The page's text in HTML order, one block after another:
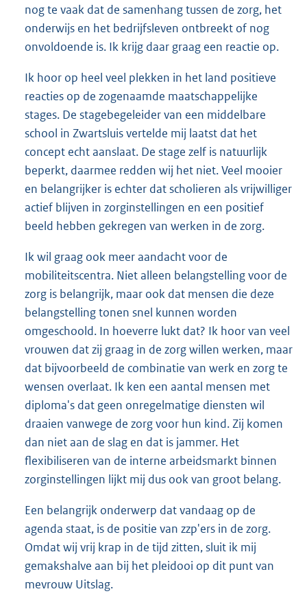
nog te vaak dat de samenhang tussen de zorg, het
onderwijs en het bedrijfsleven ontbreekt of nog
onvoldoende is. Ik krijg daar graag een reactie op.
Ik hoor op heel veel plekken in het land positieve
reacties op de zogenaamde maatschappelijke
stages. De stagebegeleider van een middelbare
school in Zwartsluis vertelde mij laatst dat het
concept echt aanslaat. De stage zelf is natuurlijk
beperkt, daarmee redden wij het niet. Veel mooier
en belangrijker is echter dat scholieren als vrijwilliger
actief blijven in zorginstellingen en een positief
beeld hebben gekregen van werken in de zorg.
Ik wil graag ook meer aandacht voor de
mobiliteitscentra. Niet alleen belangstelling voor de
zorg is belangrijk, maar ook dat mensen die deze
belangstelling tonen snel kunnen worden
omgeschoold. In hoeverre lukt dat? Ik hoor van veel
vrouwen dat zij graag in de zorg willen werken, maar
dat bijvoorbeeld de combinatie van werk en zorg te
wensen overlaat. Ik ken een aantal mensen met
diploma's dat geen onregelmatige diensten wil
draaien vanwege de zorg voor hun kind. Zij komen
dan niet aan de slag en dat is jammer. Het
flexibiliseren van de interne arbeidsmarkt binnen
zorginstellingen lijkt mij dus ook van groot belang.
Een belangrijk onderwerp dat vandaag op de
agenda staat, is de positie van zzp'ers in de zorg.
Omdat wij vrij krap in de tijd zitten, sluit ik mij
gemakshalve aan bij het pleidooi op dit punt van
mevrouw Uitslag.